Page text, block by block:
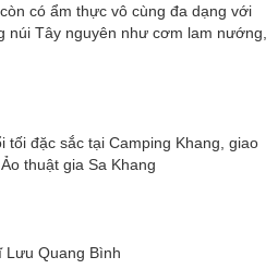
có ẩm thực vô cùng đa dạng với
núi Tây nguyên như cơm lam nướng,
đặc sắc tại Camping Khang, giao
thuật gia Sa Khang
Lưu Quang Bình